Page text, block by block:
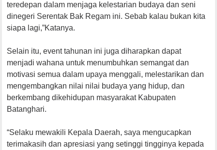
teredepan dalam menjaga kelestarian budaya dan seni
dinegeri Serentak Bak Regam ini. Sebab kalau bukan kita
siapa lagi,”Katanya.
Selain itu, event tahunan ini juga diharapkan dapat
menjadi wahana untuk menumbuhkan semangat dan
motivasi semua dalam upaya menggali, melestarikan dan
mengembangkan nilai nilai budaya yang hidup, dan
berkembang dikehidupan masyarakat Kabupaten
Batanghari.
“Selaku mewakili Kepala Daerah, saya mengucapkan
terimakasih dan apresiasi yang setinggi tingginya kepada